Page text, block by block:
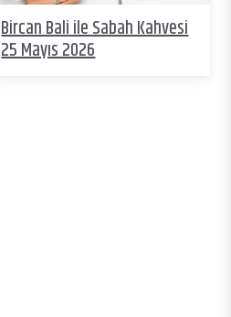
Bircan Bali ile Sabah Kahvesi
25 Mayıs 2026